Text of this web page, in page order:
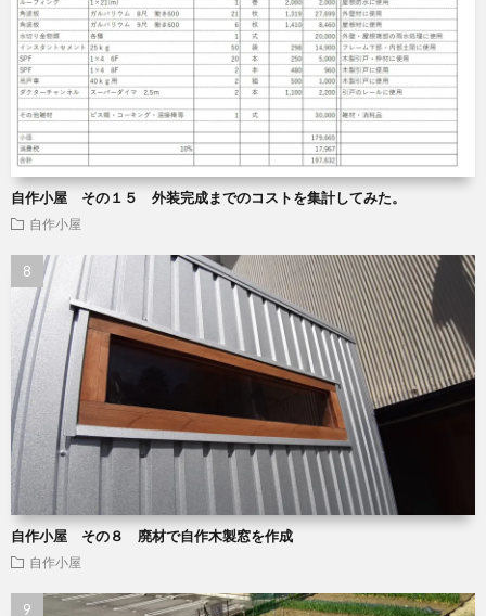
自作小屋 その１５ 外装完成までのコストを集計してみた。
自作小屋
自作小屋 その８ 廃材で自作木製窓を作成
自作小屋